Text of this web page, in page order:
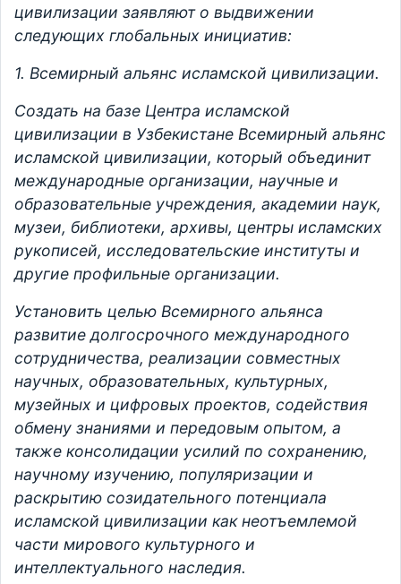
цивилизации заявляют о выдвижении
следующих глобальных инициатив:
1. Всемирный альянс исламской цивилизации.
Создать на базе Центра исламской
цивилизации в Узбекистане Всемирный альянс
исламской цивилизации, который объединит
международные организации, научные и
образовательные учреждения, академии наук,
музеи, библиотеки, архивы, центры исламских
рукописей, исследовательские институты и
другие профильные организации.
Установить целью Всемирного альянса
развитие долгосрочного международного
сотрудничества, реализации совместных
научных, образовательных, культурных,
музейных и цифровых проектов, содействия
обмену знаниями и передовым опытом, а
также консолидации усилий по сохранению,
научному изучению, популяризации и
раскрытию созидательного потенциала
исламской цивилизации как неотъемлемой
части мирового культурного и
интеллектуального наследия.